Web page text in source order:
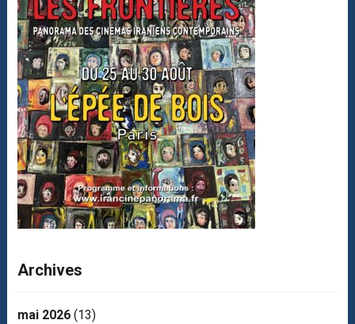
Archives
mai 2026(13)